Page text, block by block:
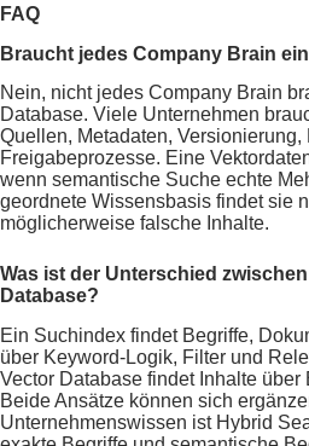
FAQ
Braucht jedes Company Brain
Nein, nicht jedes Company Brain
Database. Viele Unternehmen
Quellen, Metadaten, Versionierung,
Freigabeprozesse. Eine
wenn semantische Suche echte
geordnete Wissensbasis findet sie
möglicherweise falsche Inhalte.
Was ist der Unterschied
Database?
Ein Suchindex findet Begriffe,
über Keyword-Logik, Filter und
Vector Database findet Inhalte
Beide Ansätze können sich
Unternehmenswissen ist Hybrid